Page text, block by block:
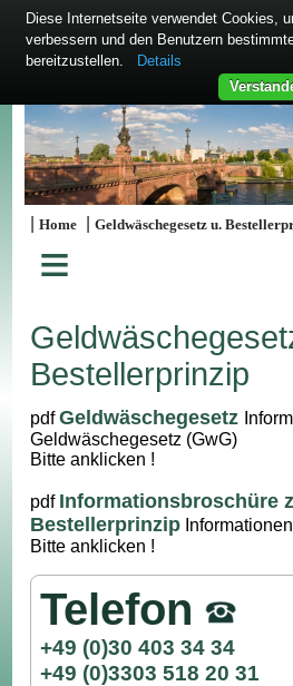
|Home |Geldwäschegesetz u.
≡
Bestellerprinzip
pdfGeldwäschegesetz
Geldwäschegesetz (GwG)
Bitte anklicken !
pdf Informationsbroschüre
Bestellerprinzip
Bitte anklicken !
Telefon
+49 (0)30 403 34 34
+49 (0)3303 518 20 31
Diese Internetseite verwendet Cookies,
verbessern und den Benutzern
bereitzustellen.
Details